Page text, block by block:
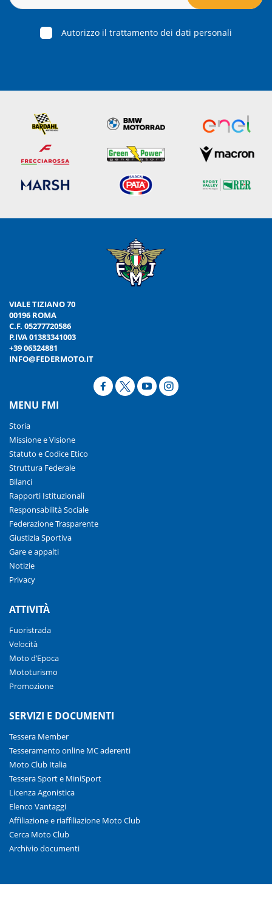
Autorizzo il trattamento dei dati personali
VIALE TIZIANO 70
00196 ROMA
C.F. 05277720586
P.IVA 01383341003
+39 06324881
INFO@FEDERMOTO.IT
MENU FMI
Storia
Missione e Visione
Statuto e Codice Etico
Struttura Federale
Bilanci
Rapporti Istituzionali
Responsabilità Sociale
Federazione Trasparente
Giustizia Sportiva
Gare e appalti
Notizie
Privacy
ATTIVITÀ
Fuoristrada
Velocità
Moto d’Epoca
Mototurismo
Promozione
SERVIZI E DOCUMENTI
Tessera Member
Tesseramento online MC aderenti
Moto Club Italia
Tessera Sport e MiniSport
Licenza Agonistica
Elenco Vantaggi
Affiliazione e riaffiliazione Moto Club
Cerca Moto Club
Archivio documenti